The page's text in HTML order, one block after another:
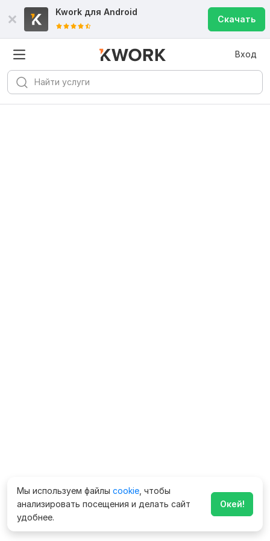
Kwork для Android
Скачать
Вход
Мы используем файлы cookie , чтобы
анализировать посещения и делать сайт
удобнее.
Окей!